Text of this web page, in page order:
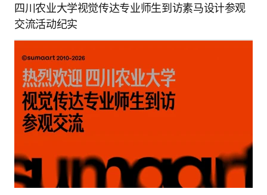
四川农业大学视觉传达专业师生到访素马设计参观
交流活动纪实